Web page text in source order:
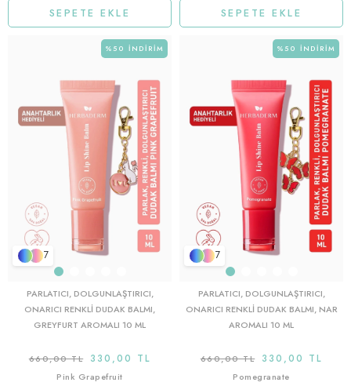
SEPETE EKLE SEPETE EKLE
7
PARLATICI, DOLGUNLAŞTIRICI,
ONARICI RENKLI DUDAK BALMI,
GREYFURT AROMALI 10 ML
330,00 TL
660,00 TL
Pink Grapefruit
%50 İNDIRIM
7
PARLATICI, DOLGUNLAŞTIRICI,
ONARICI RENKLI DUDAK BALMI, NAR
AROMALI 10 ML
330,00 TL
660,00 TL
Pomegranate
%50 İNDIRIM